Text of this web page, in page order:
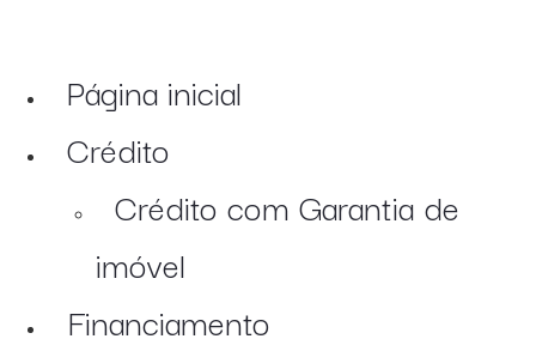
Página inicial
Crédito
Crédito com Garantia de
imóvel
Financiamento